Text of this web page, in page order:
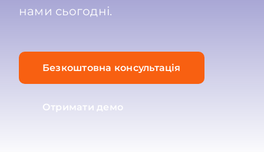
нами сьогодні.
Безкоштовна консультація
Отримати демо